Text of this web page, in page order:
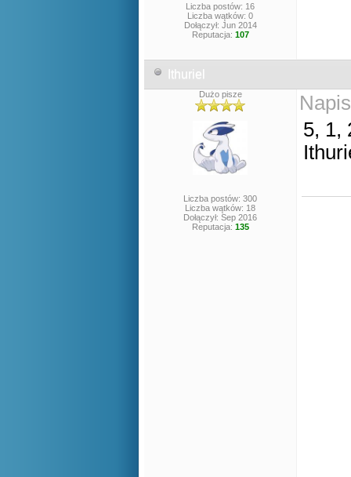
Liczba postów: 16
Liczba wątków: 0
Dołączył: Jun 2014
Reputacja: 107
Ithuriel
Dużo pisze
Liczba postów: 300
Liczba wątków: 18
Dołączył: Sep 2016
Reputacja: 135
5, 1,